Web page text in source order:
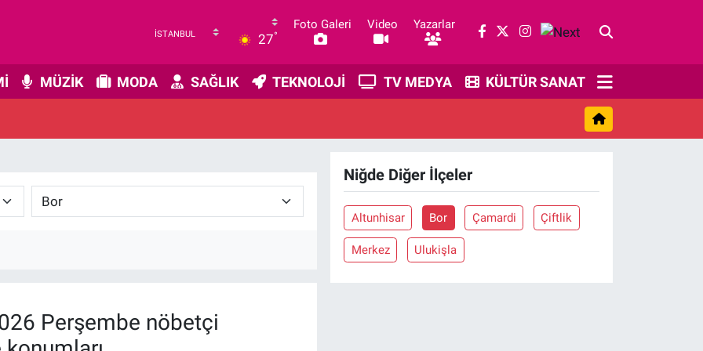
27°
Foto Galeri Video Yazarlar
MÜZİK MODA SAĞLIK TEKNOLOJİ TV MEDYA KÜLTÜR SANAT
Perşembe nöbetçi
Niğde Diğer İlçeler
Altunhisar Bor Çamardi Çiftlik
Merkez Ulukişla